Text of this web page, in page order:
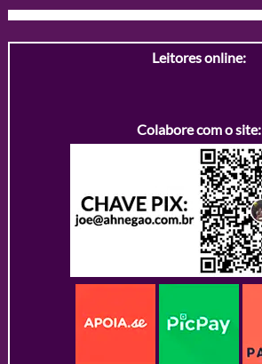
Leitores online:
Colabore com o site: